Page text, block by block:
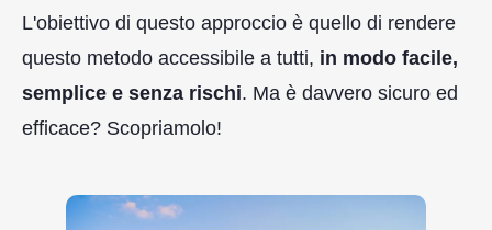
L'obiettivo di questo approccio è quello di rendere
questo metodo accessibile a tutti, in modo facile,
semplice e senza rischi. Ma è davvero sicuro ed
efficace? Scopriamolo!